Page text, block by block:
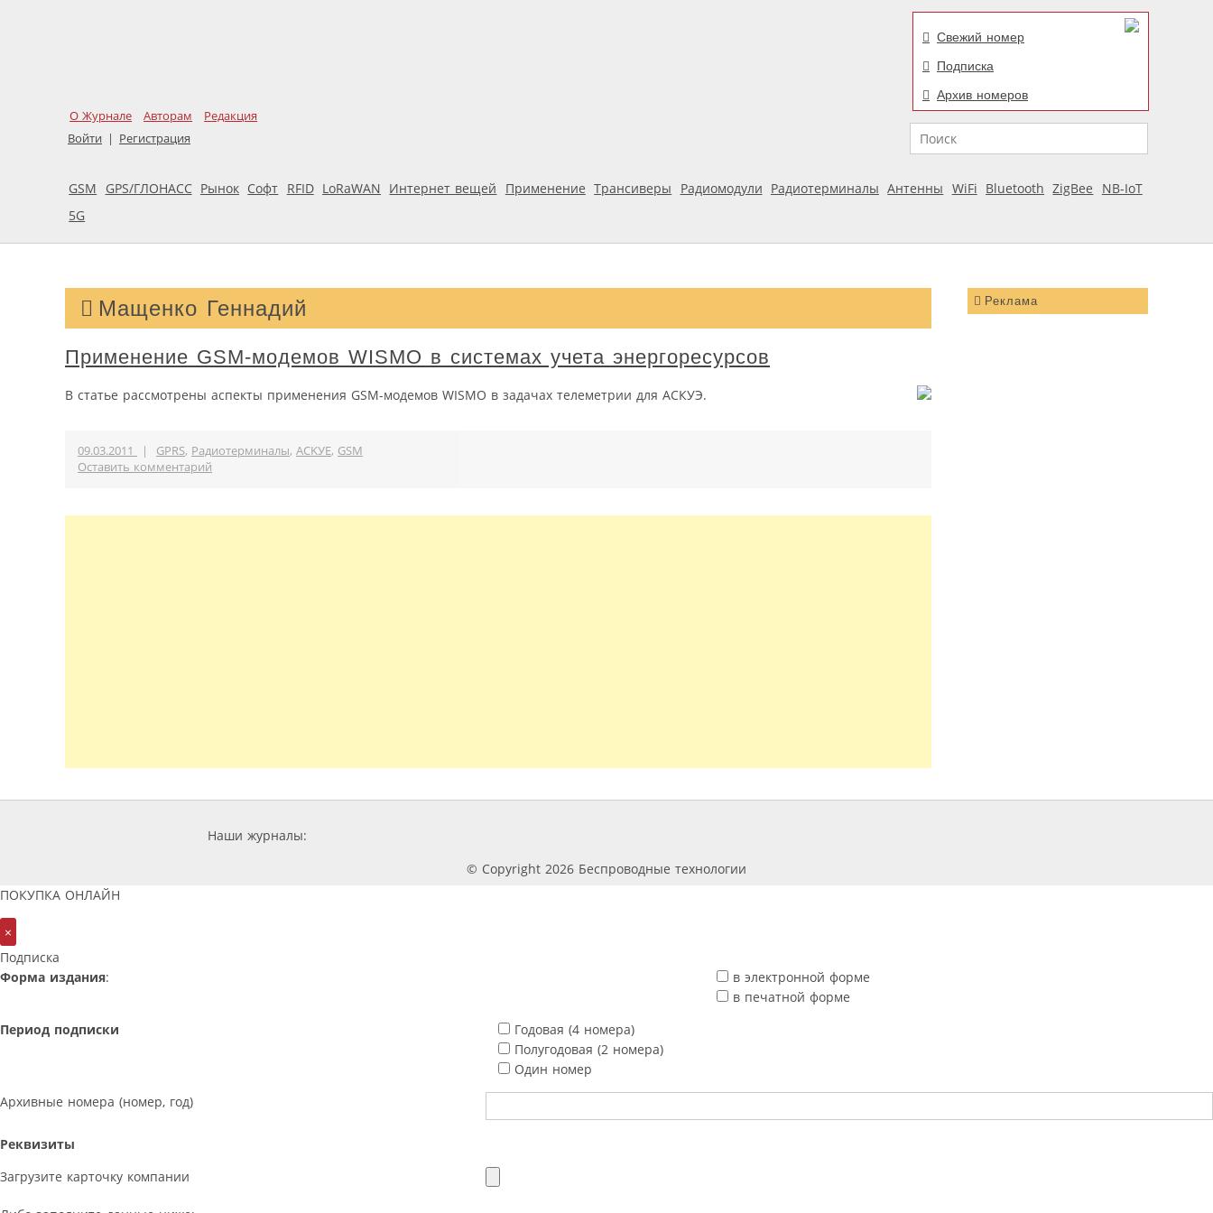
О Журнале Авторам
Редакция
Войти | Регистрация
Свежий номер
Подписка
Архив номеров
Поиск
GSM GPS/ГЛОНАСС Рынок Софт RFID LoRaWAN Интернет вещей Применение Трансиверы Радиомодули Радиотерминалы Антенны WiFi Bluetooth ZigBee
NB-IoT
5G
Реклама
Мащенко Геннадий
Применение GSM-модемов WISMO в системах учета энергоресурсов
В статье рассмотрены аспекты применения GSM-модемов WISMO в задачах телеметрии для АСКУЭ.
09.03.2011 | GPRS, Радиотерминалы, ACKУE, GSM
Оставить комментарий
Наши журналы:
© Copyright 2026 Беспроводные технологии
ПОКУПКА ОНЛАЙН
×
Подписка
Форма издания:
в электронной форме
в печатной форме
Период подписки
Годовая (4 номера)
Полугодовая (2 номера)
Один номер
Архивные номера (номер, год)
Реквизиты
Загрузите карточку компании